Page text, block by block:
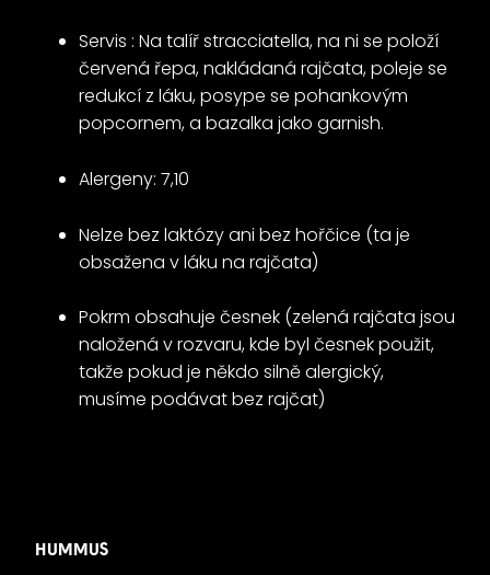
Servis : Na talíř stracciatella, na ni se položí
červená řepa, nakládaná rajčata, poleje se
redukcí z láku, posype se pohankovým
popcornem, a bazalka jako garnish.
Alergeny: 7,10
Nelze bez laktózy ani bez hořčice (ta je
obsažena v láku na rajčata)
Pokrm obsahuje česnek (zelená rajčata jsou
naložená v rozvaru, kde byl česnek použit,
takže pokud je někdo silně alergický,
musíme podávat bez rajčat)
HUMMUS